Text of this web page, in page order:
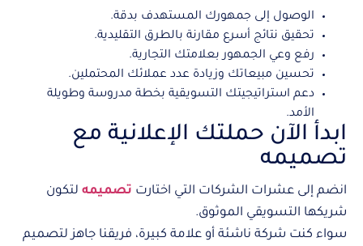
الوصول إلى جمهورك المستهدف بدقة.
تحقيق نتائج أسرع مقارنة بالطرق التقليدية.
رفع وعي الجمهور بعلامتك التجارية.
تحسين مبيعاتك وزيادة عدد عملائك المحتملين.
دعم استراتيجيتك التسويقية بخطة مدروسة وطويلة
الأمد.
ابدأ الآن حملتك الإعلانية مع
تصميمه
انضم إلى عشرات الشركات التي اختارت تصميمه لتكون
شريكها التسويقي الموثوق.
سواء كنت شركة ناشئة أو علامة كبيرة، فريقنا جاهز لتصميم